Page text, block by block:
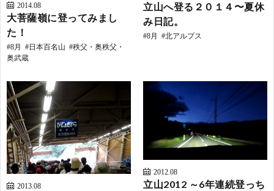
2014.08
大菩薩嶺に登ってみまし
た！
8月 日本百名山
秩父・奥秩父・
奥武蔵
立山へ登る２０１４〜夏休
み日記。
8月 北アルプス
2013.08
2012.08
立山2012 ～6年連続登っち